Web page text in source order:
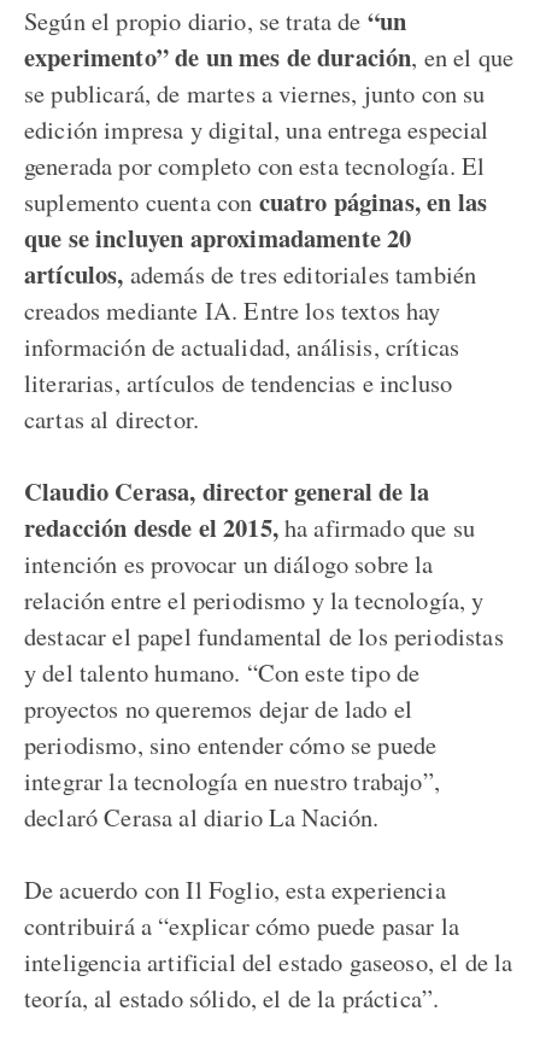
Según el propio diario, se trata de “un
experimento” de un mes de duración, en el que
se publicará, de martes a viernes, junto con su
edición impresa y digital, una entrega especial
generada por completo con esta tecnología. El
suplemento cuenta con cuatro páginas, en las
que se incluyen aproximadamente 20
artículos, además de tres editoriales también
creados mediante IA. Entre los textos hay
información de actualidad, análisis, críticas
literarias, artículos de tendencias e incluso
cartas al director.
Claudio Cerasa, director general de la
redacción desde el 2015,ha afirmado que su
intención es provocar un diálogo sobre la
relación entre el periodismo y la tecnología, y
destacar el papel fundamental de los periodistas
y del talento humano. “Con este tipo de
proyectos no queremos dejar de lado el
periodismo, sino entender cómo se puede
integrar la tecnología en nuestro trabajo”,
declaró Cerasa al diario La Nación.
De acuerdo con Il Foglio, esta experiencia
contribuirá a “explicar cómo puede pasar la
inteligencia artificial del estado gaseoso, el de la
teoría, al estado sólido, el de la práctica”.